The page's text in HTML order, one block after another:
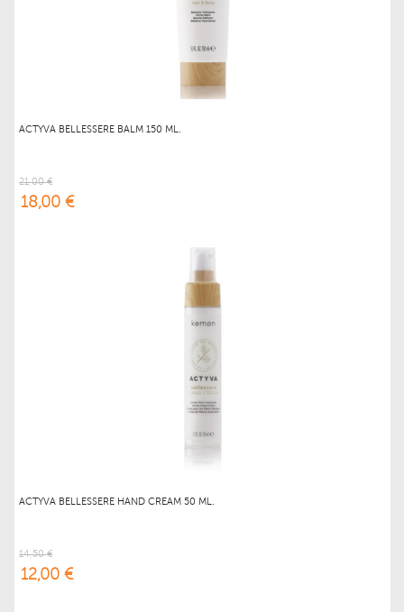
ACTYVA BELLESSERE BALM 150 ML.
21,00 €
18,00 €
ACTYVA BELLESSERE HAND CREAM 50 ML.
14,50 €
12,00 €